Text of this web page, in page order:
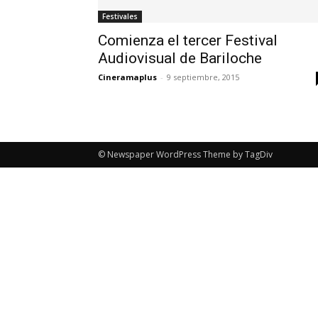
Festivales
Comienza el tercer Festival
Audiovisual de Bariloche
Cineramaplus - 9 septiembre, 2015
© Newspaper WordPress Theme by TagDiv